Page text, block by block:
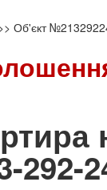
Об'єкт
292-